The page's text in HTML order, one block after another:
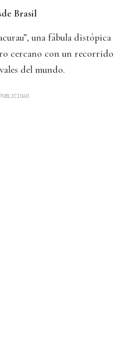
Brasil
una fábula distópica
cercano con un recorrido
del mundo.